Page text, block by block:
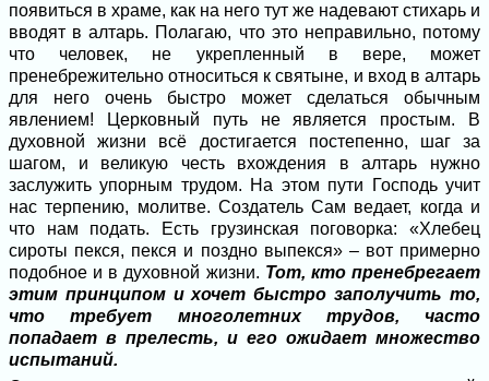
появиться в храме, как на него тут же надевают стихарь и
вводят в алтарь. Полагаю, что это неправильно, потому
что человек, не укрепленный в вере, может
пренебрежительно относиться к святыне, и вход в алтарь
для него очень быстро может сделаться обычным
явлением! Церковный путь не является простым. В
духовной жизни всё достигается постепенно, шаг за
шагом, и великую честь вхождения в алтарь нужно
заслужить упорным трудом. На этом пути Господь учит
нас терпению, молитве. Создатель Сам ведает, когда и
что нам подать. Есть грузинская поговорка: «Хлебец
сироты пекся, пекся и поздно выпекся» – вот примерно
подобное и в духовной жизни. Тот, кто пренебрегает
этим принципом и хочет быстро заполучить то,
что требует многолетних трудов, часто
попадает в прелесть, и его ожидает множество
испытаний.